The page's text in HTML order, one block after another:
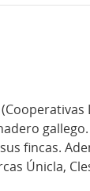
fincas.
Únicla,